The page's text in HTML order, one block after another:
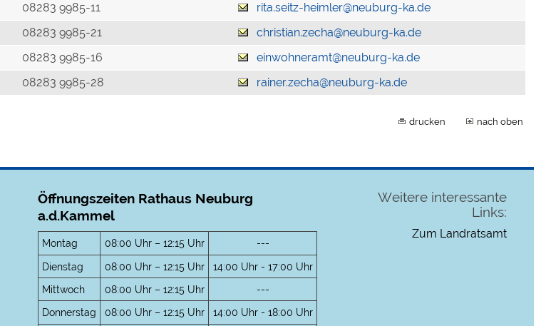
08283 9985-11
rita.seitz-heimler@neuburg-ka.de
08283 9985-21
christian.zecha@neuburg-ka.de
08283 9985-16
einwohneramt@neuburg-ka.de
08283 9985-28 rainer.zecha@neuburg-ka.de
drucken nach oben
Öffnungszeiten Rathaus Neuburg
a.d.Kammel
Montag 08:00 Uhr – 12:15 Uhr
---
Dienstag
08:00 Uhr – 12:15 Uhr
14:00 Uhr - 17:00 Uhr
Mittwoch
08:00 Uhr – 12:15 Uhr
---
Donnerstag
08:00 Uhr – 12:15 Uhr 14:00 Uhr - 18:00 Uhr
Weitere interessante
Links:
Zum Landratsamt